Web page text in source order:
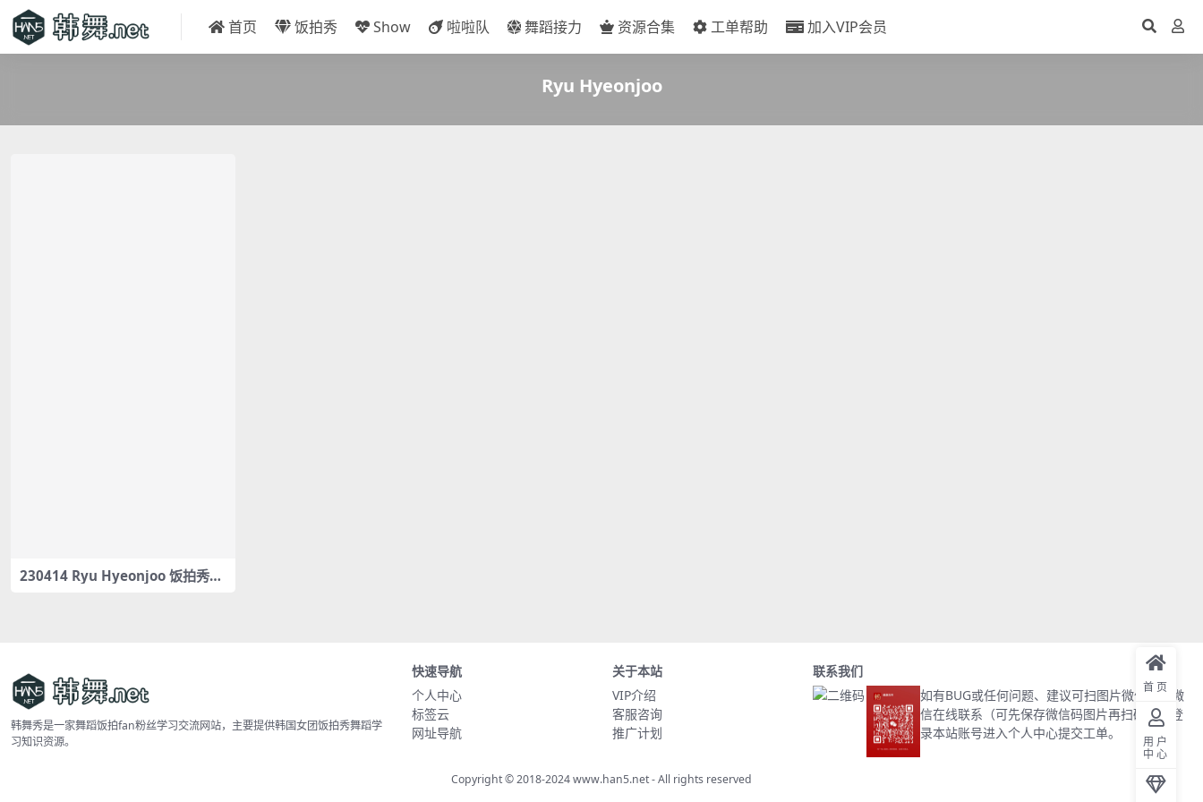
首页 饭拍秀 Show 啦啦队 舞蹈接力 资源合集 工单帮助 加入VIP会员
Ryu Hyeonjoo
230414 Ryu Hyeonjoo 饭拍秀19
韩舞秀是一家舞蹈饭拍fan粉丝学习交流网站，主要提供韩国女团饭拍秀舞蹈学
习知识资源。
快速导航
个人中心
标签云
网址导航
关于本站
VIP介绍
客服咨询
推广计划
联系我们
如有BUG或任何问题、建议可扫图片微信码加微
信在线联系（可先保存微信码图片再扫码）或登
录本站账号进入个人中心提交工单。
Copyright © 2018-2024www.han5.net- All rights reserved
首页
用户
中心